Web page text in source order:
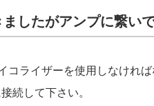
したがアンプに繋い
コライザーを使用しなけれ
続して下さい。